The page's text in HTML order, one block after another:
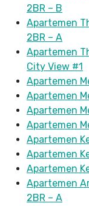
2BR – B
Apartemen
2BR – A
Apartemen
City View #1
Apartemen
Apartemen
Apartemen
Apartemen
Apartemen
Apartemen
Apartemen
Apartemen
2BR – A